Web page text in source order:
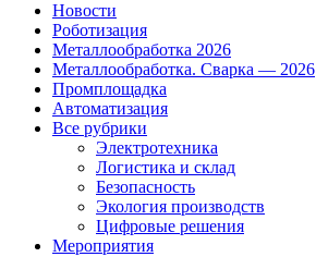
Новости
Роботизация
Металлообработка 2026
Металлообработка. Сварка — 2026
Промплощадка
Автоматизация
Все рубрики
Электротехника
Логистика и склад
Безопасность
Экология производств
Цифровые решения
Мероприятия